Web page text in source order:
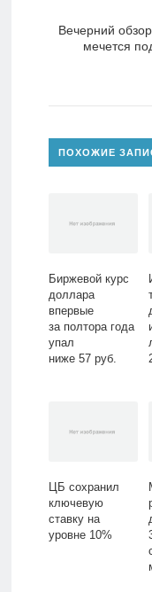
Вечерний
мечется
ПОХОЖИЕ
Биржевой курс
доллара
впервые
за полтора года
упал
ниже 57 руб.
ЦБ сохранил
ключевую
ставку на
уровне 10%